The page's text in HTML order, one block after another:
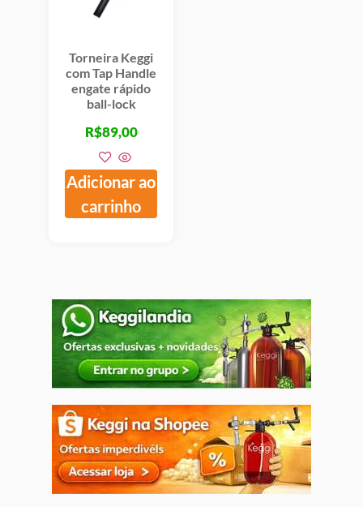
Torneira Keggi
com Tap Handle
engate rápido
ball-lock
R$89,00
Adicionar ao
carrinho